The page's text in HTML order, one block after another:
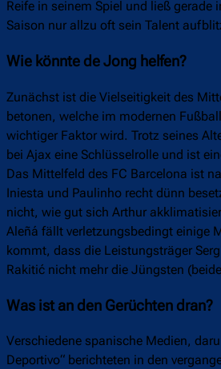
Reife in seinem Spiel und ließ gerade
Saison nur allzu oft sein Talent
Wie könnte de Jong helfen?
Zunächst ist die Vielseitigkeit des
betonen, welche im modernen
wichtiger Faktor wird. Trotz seines
bei Ajax eine Schlüsselrolle und ist
Das Mittelfeld des FC Barcelona ist
Iniesta und Paulinho recht dünn
nicht, wie gut sich Arthur
Aleñá fällt verletzungsbedingt einige
kommt, dass die Leistungsträger
Rakitić nicht mehr die Jüngsten
Was ist an den Gerüchten dran?
Verschiedene spanische Medien,
Deportivo“ berichteten in den